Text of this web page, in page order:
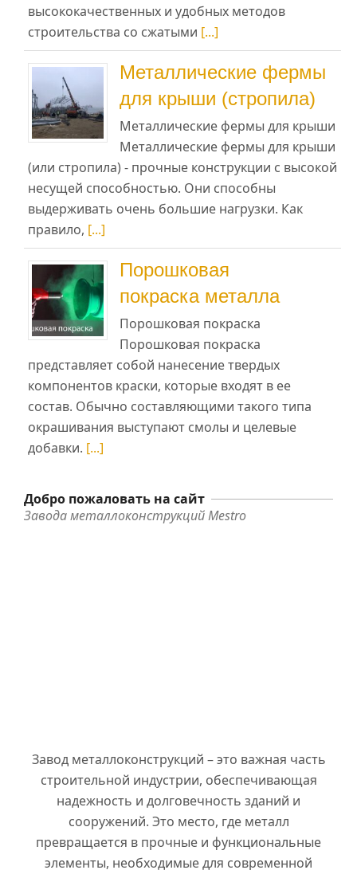
высококачественных и удобных методов
строительства со сжатыми [...]
Металлические фермы
для крыши (стропила)
Металлические фермы для крыши
Металлические фермы для крыши
(или стропила) - прочные конструкции с высокой
несущей способностью. Они способны
выдерживать очень большие нагрузки. Как
правило, [...]
Порошковая
покраска металла
Порошковая покраска
Порошковая покраска
представляет собой нанесение твердых
компонентов краски, которые входят в ее
состав. Обычно составляющими такого типа
окрашивания выступают смолы и целевые
добавки. [...]
Добро пожаловать на сайт
Завода металлоконструкций Mestro
Завод металлоконструкций – это важная часть
строительной индустрии, обеспечивающая
надежность и долговечность зданий и
сооружений. Это место, где металл
превращается в прочные и функциональные
элементы, необходимые для современной